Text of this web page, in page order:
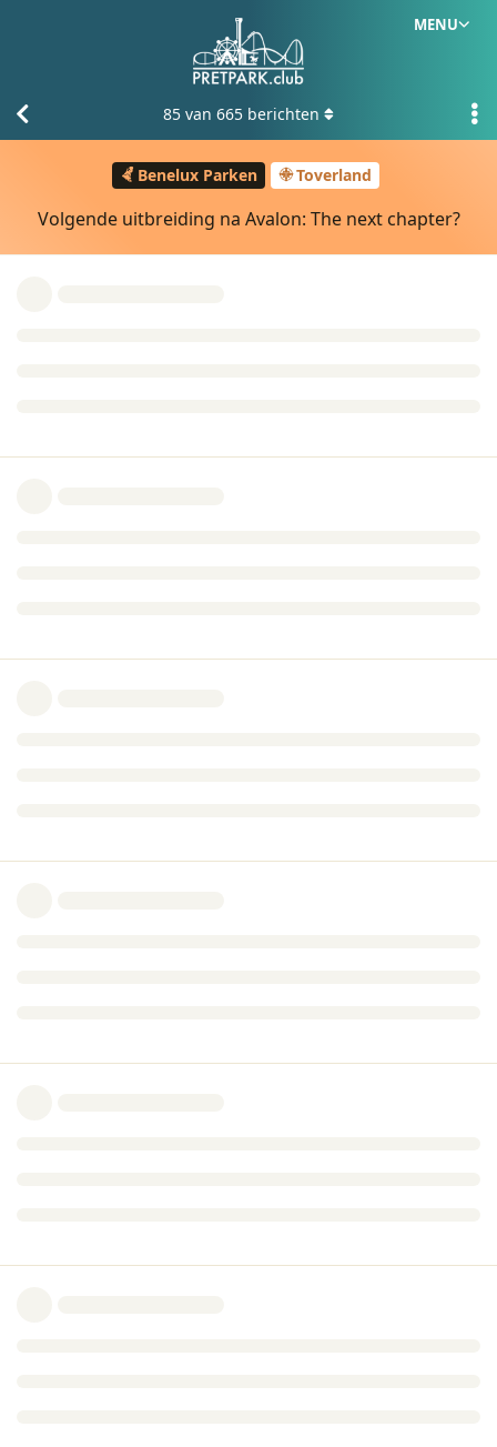
MENU
Benelux Parken Toverland
Volgende uitbreiding na Avalon: The next chapter?
85 van 665 berichten